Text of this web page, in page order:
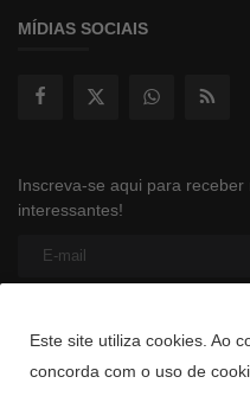
MÍDIAS SOCIAIS
Inscreva-se aqui para
interessantes!
Copyright
Este site utiliza cookies. Ao
concorda com o uso de